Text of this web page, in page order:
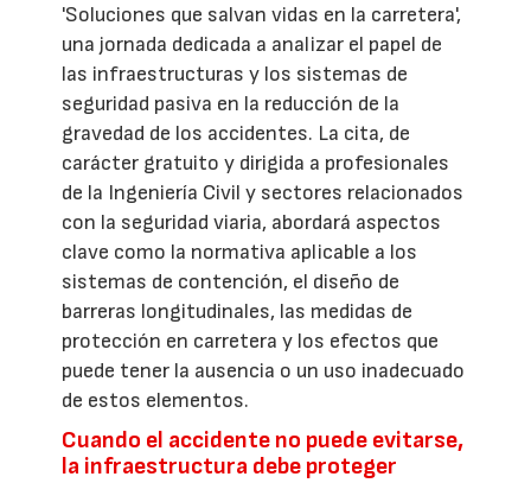
'Soluciones que salvan vidas en la carretera',
una jornada dedicada a analizar el papel de
las infraestructuras y los sistemas de
seguridad pasiva en la reducción de la
gravedad de los accidentes. La cita, de
carácter gratuito y dirigida a profesionales
de la Ingeniería Civil y sectores relacionados
con la seguridad viaria, abordará aspectos
clave como la normativa aplicable a los
sistemas de contención, el diseño de
barreras longitudinales, las medidas de
protección en carretera y los efectos que
puede tener la ausencia o un uso inadecuado
de estos elementos.
Cuando el accidente no puede evitarse,
la infraestructura debe proteger